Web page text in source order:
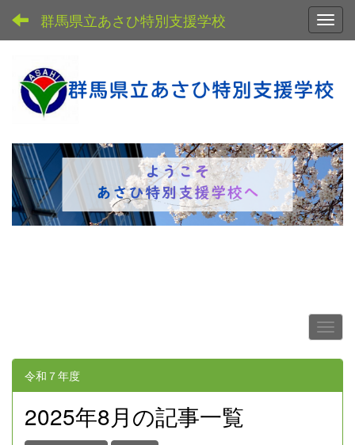
群馬県立あさひ特別支援学校
令和７年度
2025年8月の記事一覧